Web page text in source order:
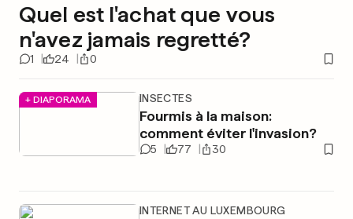
Quel est l'achat que vous
n'avez jamais regretté?
1 24 0
+ DIAPORAMA INSECTES
Fourmis à la maison:
comment éviter l'invasion?
5 77 30
INTERNET AU LUXEMBOURG